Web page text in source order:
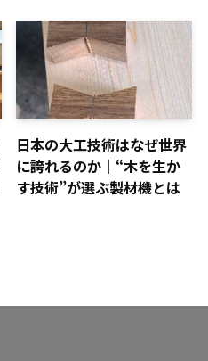
日本の大工技術はなぜ世界
に誇れるのか｜“木を生か
す技術”が選ぶ製材機とは